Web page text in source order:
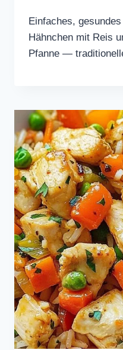
Einfaches,
Hähnchen mit Reis
Pfanne —